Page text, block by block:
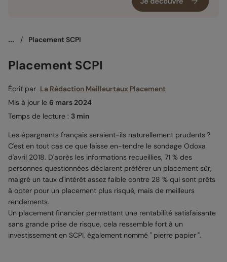
... / Placement SCPI
Placement SCPI
Écrit par La Rédaction Meilleurtaux Placement
Mis à jour le 6 mars 2024
Temps de lecture : 3 min
Les épargnants français seraient-ils naturellement prudents ?
C'est en tout cas ce que laisse en-tendre le sondage Odoxa
d'avril 2018. D'après les informations recueillies, 71 % des
personnes questionnées déclarent préférer un placement sûr,
malgré un taux d'intérêt assez faible contre 28 % qui sont prêts
à opter pour un placement plus risqué, mais de meilleurs
rendements.
Un placement financier permettant une rentabilité satisfaisante
sans grande prise de risque, cela ressemble fort à un
investissement en SCPI, également nommé " pierre papier ".